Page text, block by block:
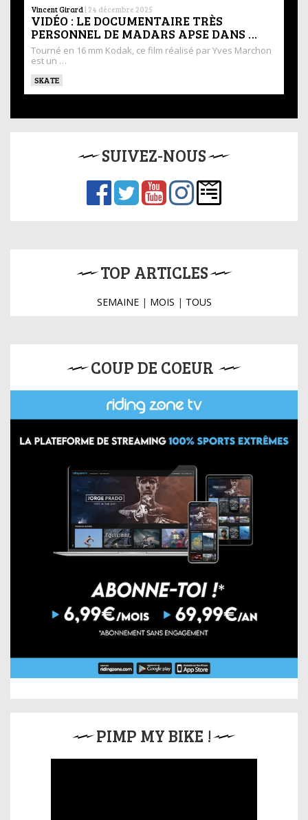
Vincent Girard | 24 décembre 2025
VIDÉO : LE DOCUMENTAIRE TRÈS
PERSONNEL DE MADARS APSE DANS …
Tourné en 16 mm Kodak, ce film réalisé par Yves Marchon
est un …
SKATE
SUIVEZ-NOUS
TOP ARTICLES
SEMAINE| MOIS | TOUS
COUP DE COEUR
PIMP MY BIKE !